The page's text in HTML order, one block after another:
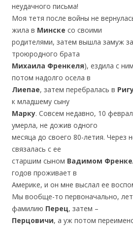
неудачного письма!
Моя тетя после войны не
жила в Минске со своими
родителями, затем вышла замуж
троюродного брата
Михаила Френкеля), ездила с
потом надолго осела в
Лиепае, затем перебралась в
к младшему сыну
Марку. Совсем недавно, 10
умерла, не дожив одного
месяца до своего 80-летия. Через
связалась с ее
старшим сыном Вадимом
годов проживает в
Америке, и он мне выслал ее
Мы вообще-то первоначально, лет
фамилию Перец, затем –
Перцовичи, а уж потом